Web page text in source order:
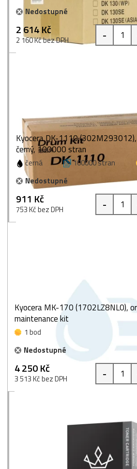
Nedostupné
2 614 Kč
2 160 Kč bez DPH -
Kyocera DK-1110 (302M293012),
černý, 100000 stran
černá 100000 stran
Nedostupné
911 Kč
753 Kč bez DPH -
Kyocera MK-170 (1702LZ8NL0),
maintenance kit
1 bod
Nedostupné
4 250 Kč
3 513 Kč bez DPH -